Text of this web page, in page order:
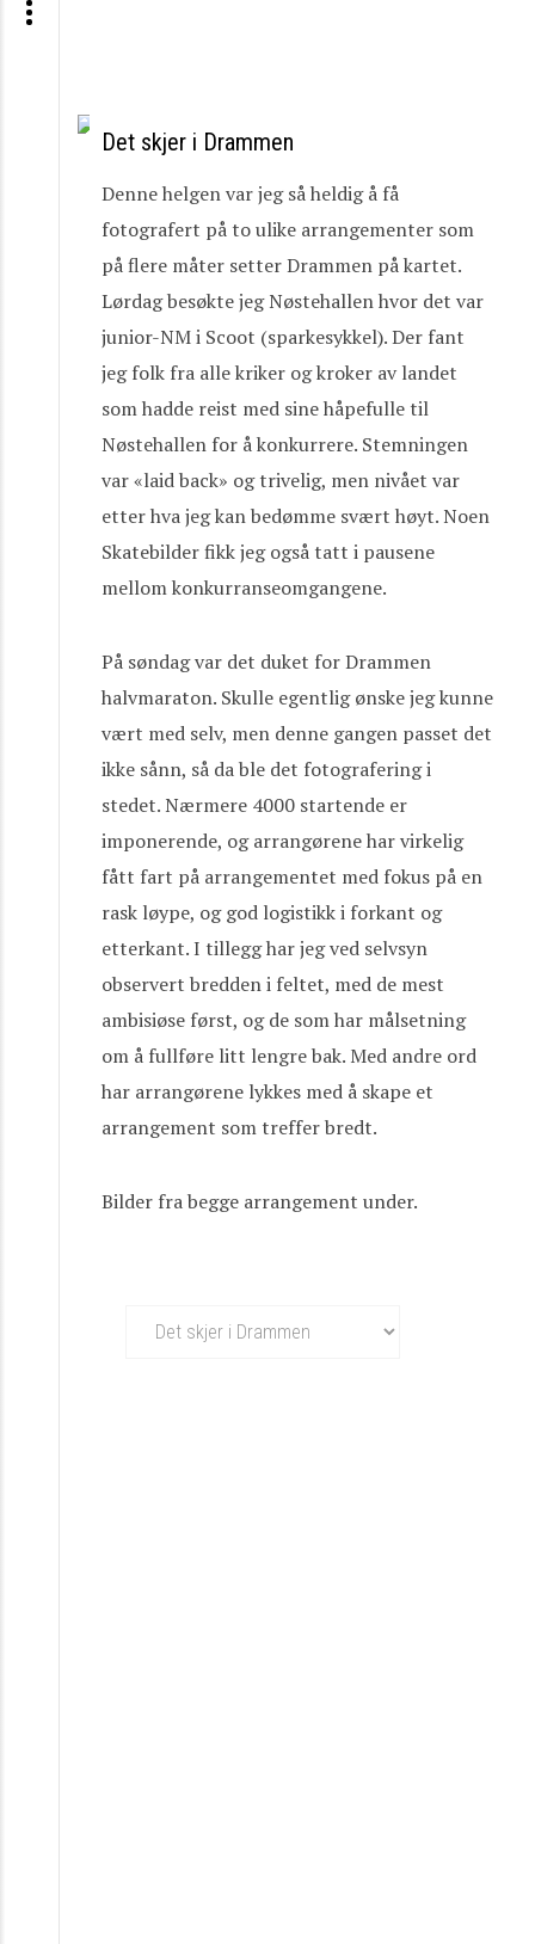
Det skjer i Drammen
Denne helgen var jeg så heldig å få
fotografert på to ulike arrangementer som
på flere måter setter Drammen på kartet.
Lørdag besøkte jeg Nøstehallen hvor det var
junior-NM i Scoot (sparkesykkel). Der fant
jeg folk fra alle kriker og kroker av landet
som hadde reist med sine håpefulle til
Nøstehallen for å konkurrere. Stemningen
var «laid back» og trivelig, men nivået var
etter hva jeg kan bedømme svært høyt. Noen
Skatebilder fikk jeg også tatt i pausene
mellom konkurranseomgangene.
På søndag var det duket for Drammen
halvmaraton. Skulle egentlig ønske jeg kunne
vært med selv, men denne gangen passet det
ikke sånn, så da ble det fotografering i
stedet. Nærmere 4000 startende er
imponerende, og arrangørene har virkelig
fått fart på arrangementet med fokus på en
rask løype, og god logistikk i forkant og
etterkant. I tillegg har jeg ved selvsyn
observert bredden i feltet, med de mest
ambisiøse først, og de som har målsetning
om å fullføre litt lengre bak. Med andre ord
har arrangørene lykkes med å skape et
arrangement som treffer bredt.
Bilder fra begge arrangement under.